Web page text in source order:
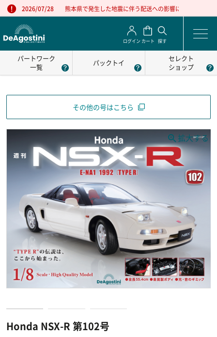
2026/07/28 熊本県で発生した地震に伴う配送への影響について
ログイン カート 探す
パートワーク
一覧
パックトイ
セレクト
ショップ
その他の号はこちら
Honda NSX-R 第102号